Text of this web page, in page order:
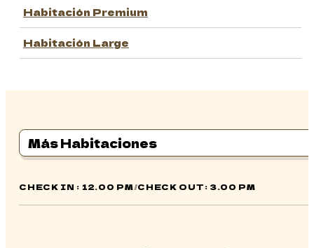
Habitación Premium
Habitación Large
Más Habitaciones
CHECK IN : 12.00 PM/CHECK OUT: 3.00 PM